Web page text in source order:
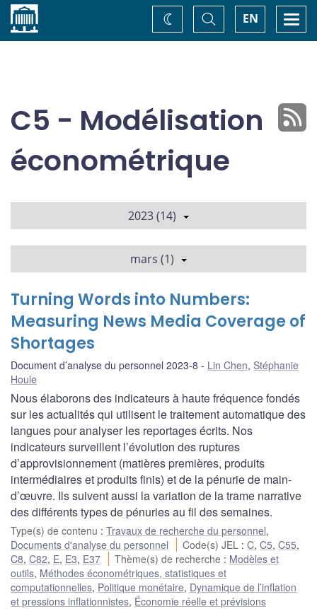
Accueil EN
Basculer
la
recherche
Changez
de
C5 - Modélisation
économétrique
2023 (14)
mars (1)
Turning Words into Numbers:
Measuring News Media Coverage of
Shortages
Document d’analyse du personnel 2023-8 Lin Chen, Stéphanie
Houle
Nous élaborons des indicateurs à haute fréquence fondés
sur les actualités qui utilisent le traitement automatique des
langues pour analyser les reportages écrits. Nos
indicateurs surveillent l’évolution des ruptures
d’approvisionnement (matières premières, produits
intermédiaires et produits finis) et de la pénurie de main-
d’œuvre. Ils suivent aussi la variation de la trame narrative
des différents types de pénuries au fil des semaines.
Type(s) de contenu : Travaux de recherche du personnel,
Documents d'analyse du personnel
Code(s) JEL :C,C5,C55,
C8, C82, E, E3, E37 Thème(s) de recherche : Modèles et
outils, Méthodes économétriques, statistiques et
computationnelles, Politique monétaire, Dynamique de l’inflation
et pressions inflationnistes, Économie réelle et prévisions